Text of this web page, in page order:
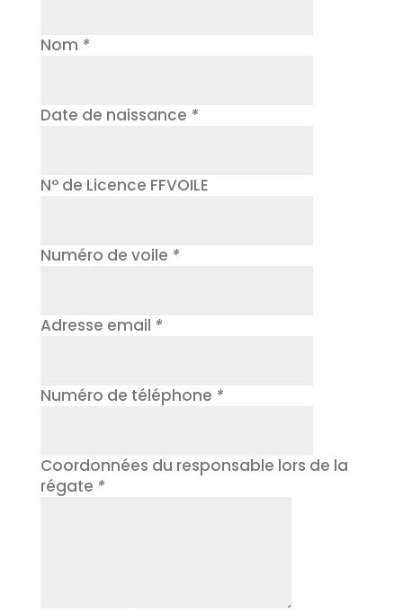
Nom *
Date de naissance *
N° de Licence FFVOILE
Numéro de voile *
Adresse email *
Numéro de téléphone *
Coordonnées du responsable lors de la
régate *